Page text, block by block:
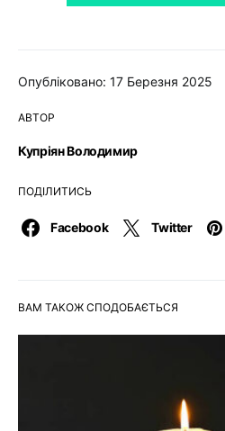
Опубліковано: 17 Березня 2025
АВТОР
Купріян Володимир
ПОДІЛИТИСЬ
Facebook Twitter
ВАМ ТАКОЖ СПОДОБАЄТЬСЯ